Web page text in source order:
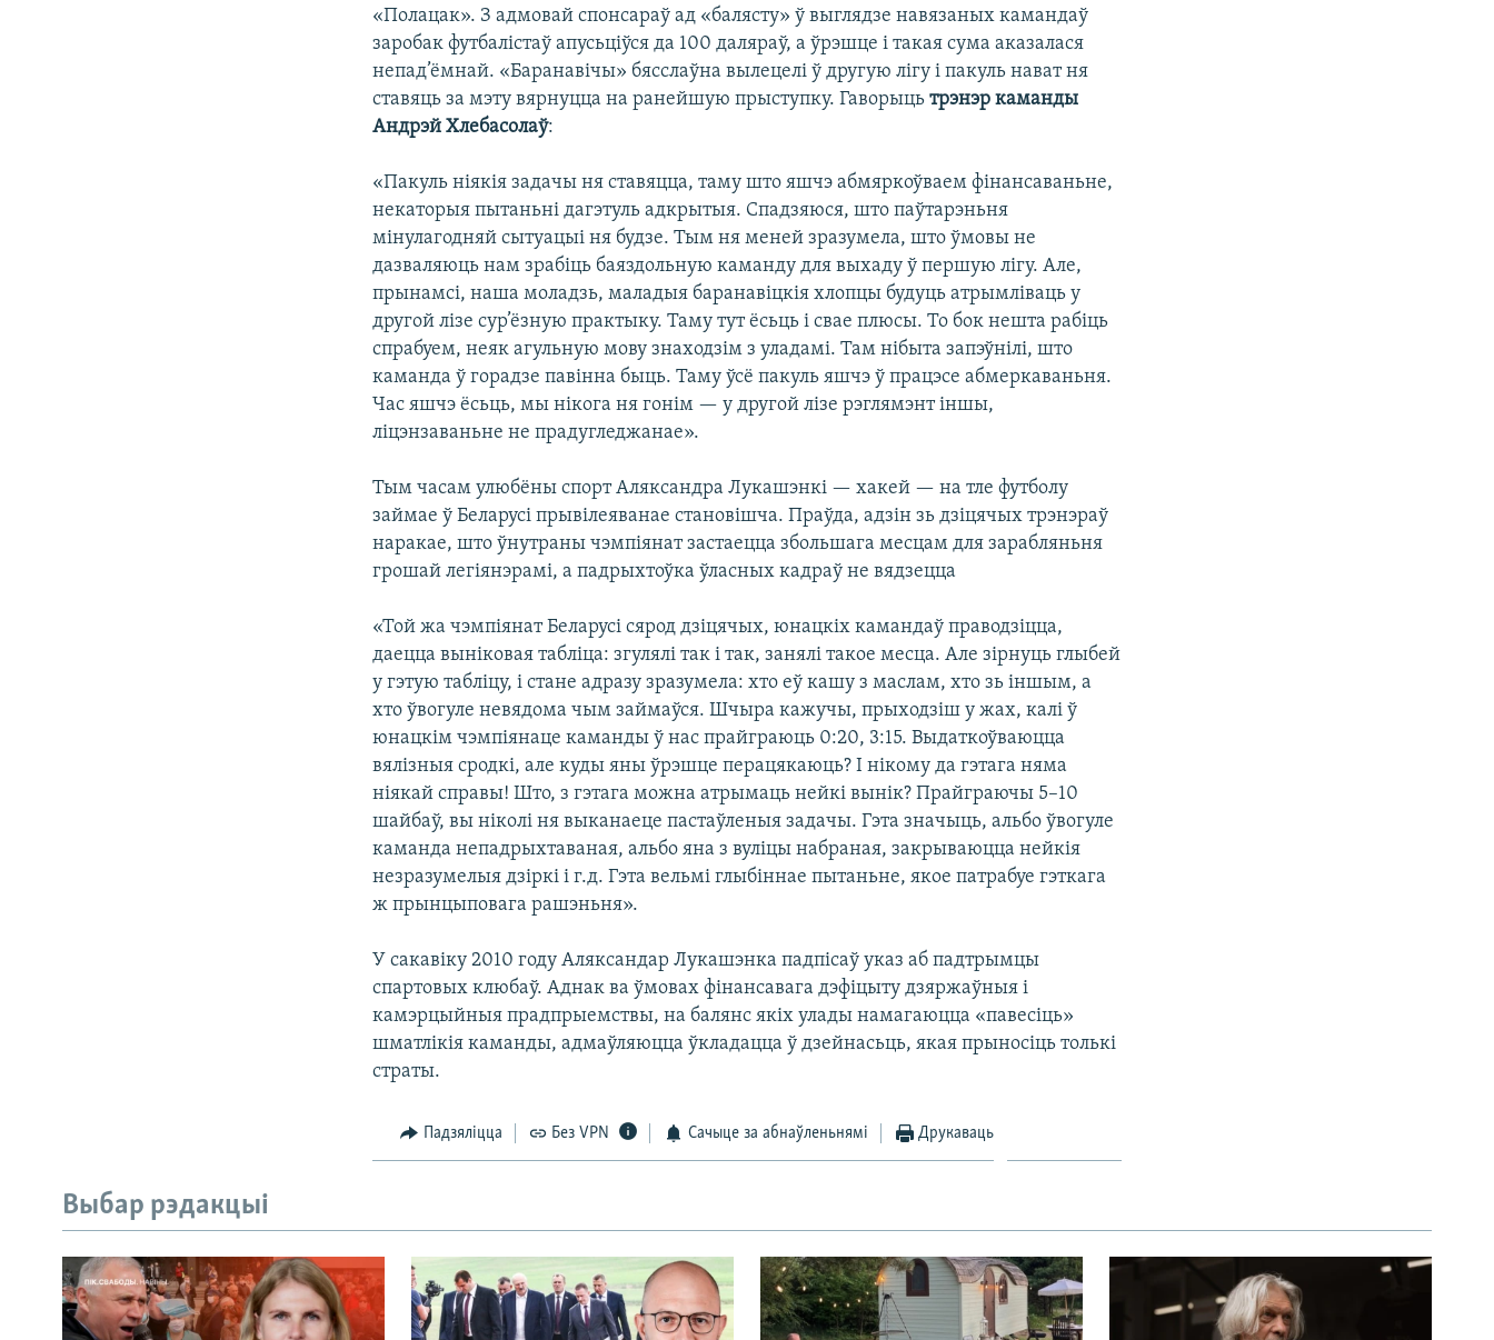
«Полацак». З адмовай спонсараў ад «балясту» ў выглядзе навязаных камандаў
заробак футбалістаў апусьціўся да 100 даляраў, а ўрэшце і такая сума аказалася
непад’ёмнай. «Баранавічы» бясслаўна вылецелі ў другую лігу і пакуль нават ня
ставяць за мэту вярнуцца на ранейшую прыступку. Гаворыцьтрэнэр каманды
Андрэй Хлебасолаў:
«Пакуль ніякія задачы ня ставяцца, таму што яшчэ абмяркоўваем фінансаваньне,
некаторыя пытаньні дагэтуль адкрытыя. Спадзяюся, што паўтарэньня
мінулагодняй сытуацыі ня будзе. Тым ня меней зразумела, што ўмовы не
дазваляюць нам зрабіць баяздольную каманду для выхаду ў першую лігу. Але,
прынамсі, наша моладзь, маладыя баранавіцкія хлопцы будуць атрымліваць у
другой лізе сур’ёзную практыку. Таму тут ёсьць і свае плюсы. То бок нешта рабіць
спрабуем, неяк агульную мову знаходзім з уладамі. Там нібыта запэўнілі, што
каманда ў горадзе павінна быць. Таму ўсё пакуль яшчэ ў працэсе абмеркаваньня.
Час яшчэ ёсьць, мы нікога ня гонім — у другой лізе рэглямэнт іншы,
ліцэнзаваньне не прадугледжанае».
Тым часам улюбёны спорт Аляксандра Лукашэнкі — хакей — на тле футболу
займае ў Беларусі прывілеяванае становішча. Праўда, адзін зь дзіцячых трэнэраў
наракае, што ўнутраны чэмпіянат застаецца збольшага месцам для зарабляньня
грошай легіянэрамі, а падрыхтоўка ўласных кадраў не вядзецца
«Той жа чэмпіянат Беларусі сярод дзіцячых, юнацкіх камандаў праводзіцца,
даецца выніковая табліца: згулялі так і так, занялі такое месца. Але зірнуць глыбей
у гэтую табліцу, і стане адразу зразумела: хто еў кашу з маслам, хто зь іншым, а
хто ўвогуле невядома чым займаўся. Шчыра кажучы, прыходзіш у жах, калі ў
юнацкім чэмпіянаце каманды ў нас прайграюць 0:20, 3:15. Выдаткоўваюцца
вялізныя сродкі, але куды яны ўрэшце перацякаюць? І нікому да гэтага няма
ніякай справы! Што, з гэтага можна атрымаць нейкі вынік? Прайграючы 5–10
шайбаў, вы ніколі ня выканаеце пастаўленыя задачы. Гэта значыць, альбо ўвогуле
каманда непадрыхтаваная, альбо яна з вуліцы набраная, закрываюцца нейкія
незразумелыя дзіркі і г.д. Гэта вельмі глыбіннае пытаньне, якое патрабуе гэткага
ж прынцыповага рашэньня».
У сакавіку 2010 году Аляксандар Лукашэнка падпісаў указ аб падтрымцы
спартовых клюбаў. Аднак ва ўмовах фінансавага дэфіцыту дзяржаўныя і
камэрцыйныя прадпрыемствы, на балянс якіх улады намагаюцца «павесіць»
шматлікія каманды, адмаўляюцца ўкладацца ў дзейнасьць, якая прыносіць толькі
страты.
Падзяліцца Без VPN Сачыце за абнаўленьнямі Друкаваць
Выбар рэдакцыі